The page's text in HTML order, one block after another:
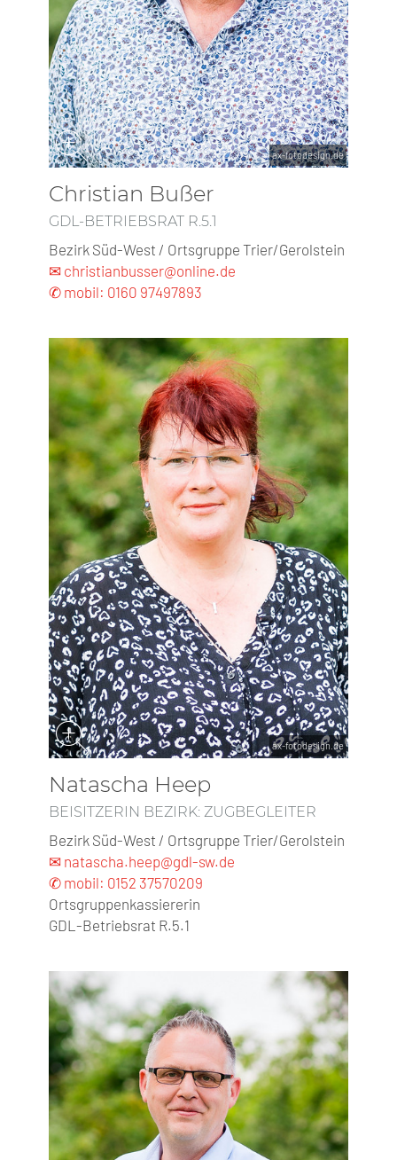
ax-fotodesign.de
Christian Bußer
GDL-BETRIEBSRAT R.5.1
Bezirk Süd-West / Ortsgruppe Trier/Gerolstein
✉ christianbusser@online.de
✆ mobil: 0160 97497893
ax-fotodesign.de
Natascha Heep
BEISITZERIN BEZIRK: ZUGBEGLEITER
Bezirk Süd-West / Ortsgruppe Trier/Gerolstein
✉ natascha.heep@gdl-sw.de
✆ mobil: 0152 37570209
Ortsgruppenkassiererin
GDL-Betriebsrat R.5.1